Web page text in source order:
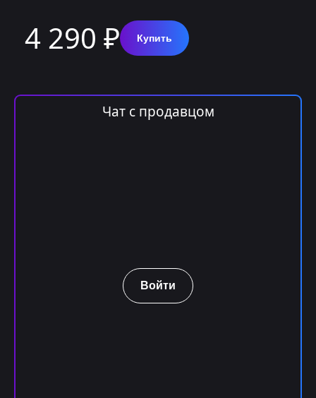
4 290 ₽ Купить
Чат с продавцом
Войти